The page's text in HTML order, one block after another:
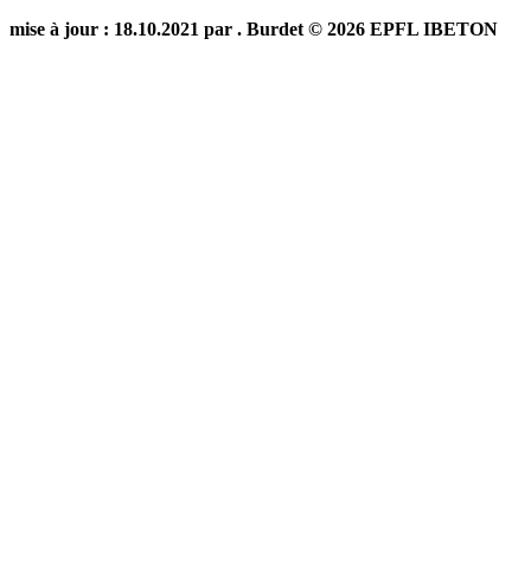
mise à jour : 18.10.2021 par . Burdet © 2026 EPFL IBETON